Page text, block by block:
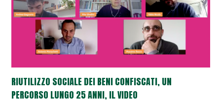
RIUTILIZZO SOCIALE DEI BENI CONFISCATI, UN
PERCORSO LUNGO 25 ANNI, IL VIDEO